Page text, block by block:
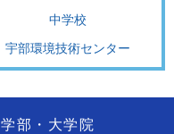
中学校
宇部環境技術センター
学部・大学院